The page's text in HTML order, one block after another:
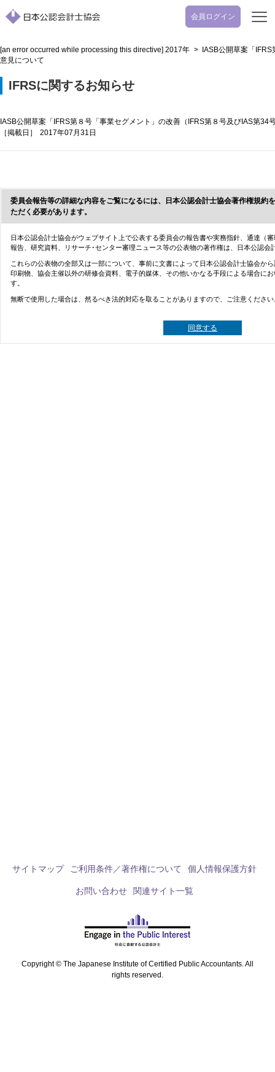
会員ログイン
開
[an error occurred while processing this directive] 2017年 >
IASB公開草案「
意見について
IFRSに関するお知らせ
IASB公開草案「IFRS第８号「事業セグメント」の改善（IFRS第８号及びIAS第34
［掲載日］
2017年07月31日
委員会報告等の詳細な内容をご覧になるには、日本公認会計士協会著作権規約
ただく必要があります。
日本公認会計士協会がウェブサイト上で公表する委員会の報告書や実務指針、通達（
報告、研究資料、リサーチ･センター審理ニュース等の公表物の著作権は、日本公認会
これらの公表物の全部又は一部について、事前に文書によって日本公認会計士協会か
印刷物、協会主催以外の研修会資料、電子的媒体、その他いかなる手段による場合に
す。
無断で使用した場合は、然るべき法的対応を取ることがありますので、ご注意ください
同意する
サイトマップ ご利用条件／著作権について 個人情報保護方針
お問い合わせ 関連サイト一覧
Copyright © The Japanese Institute of Certified Public Accountants. All
rights reserved.